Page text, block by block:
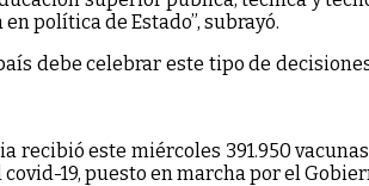
política de Estado”, subrayó.
debe celebrar este tipo de
recibió este miércoles 391.950
19, puesto en marcha por el